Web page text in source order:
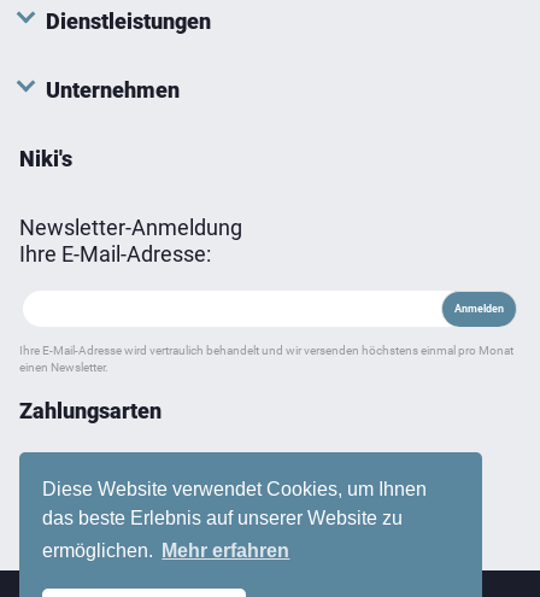
Diese Website verwendet Cookies, um Ihnen
das beste Erlebnis auf unserer Website zu
ermöglichen.
Mehr erfahren
Dienstleistungen
Unternehmen
Niki's
Newsletter-Anmeldung
Ihre E-Mail-Adresse:
Ihre E-Mail-Adresse wird vertraulich behandelt und wir versenden höchstens einmal pro Monat
einen Newsletter.
Zahlungsarten